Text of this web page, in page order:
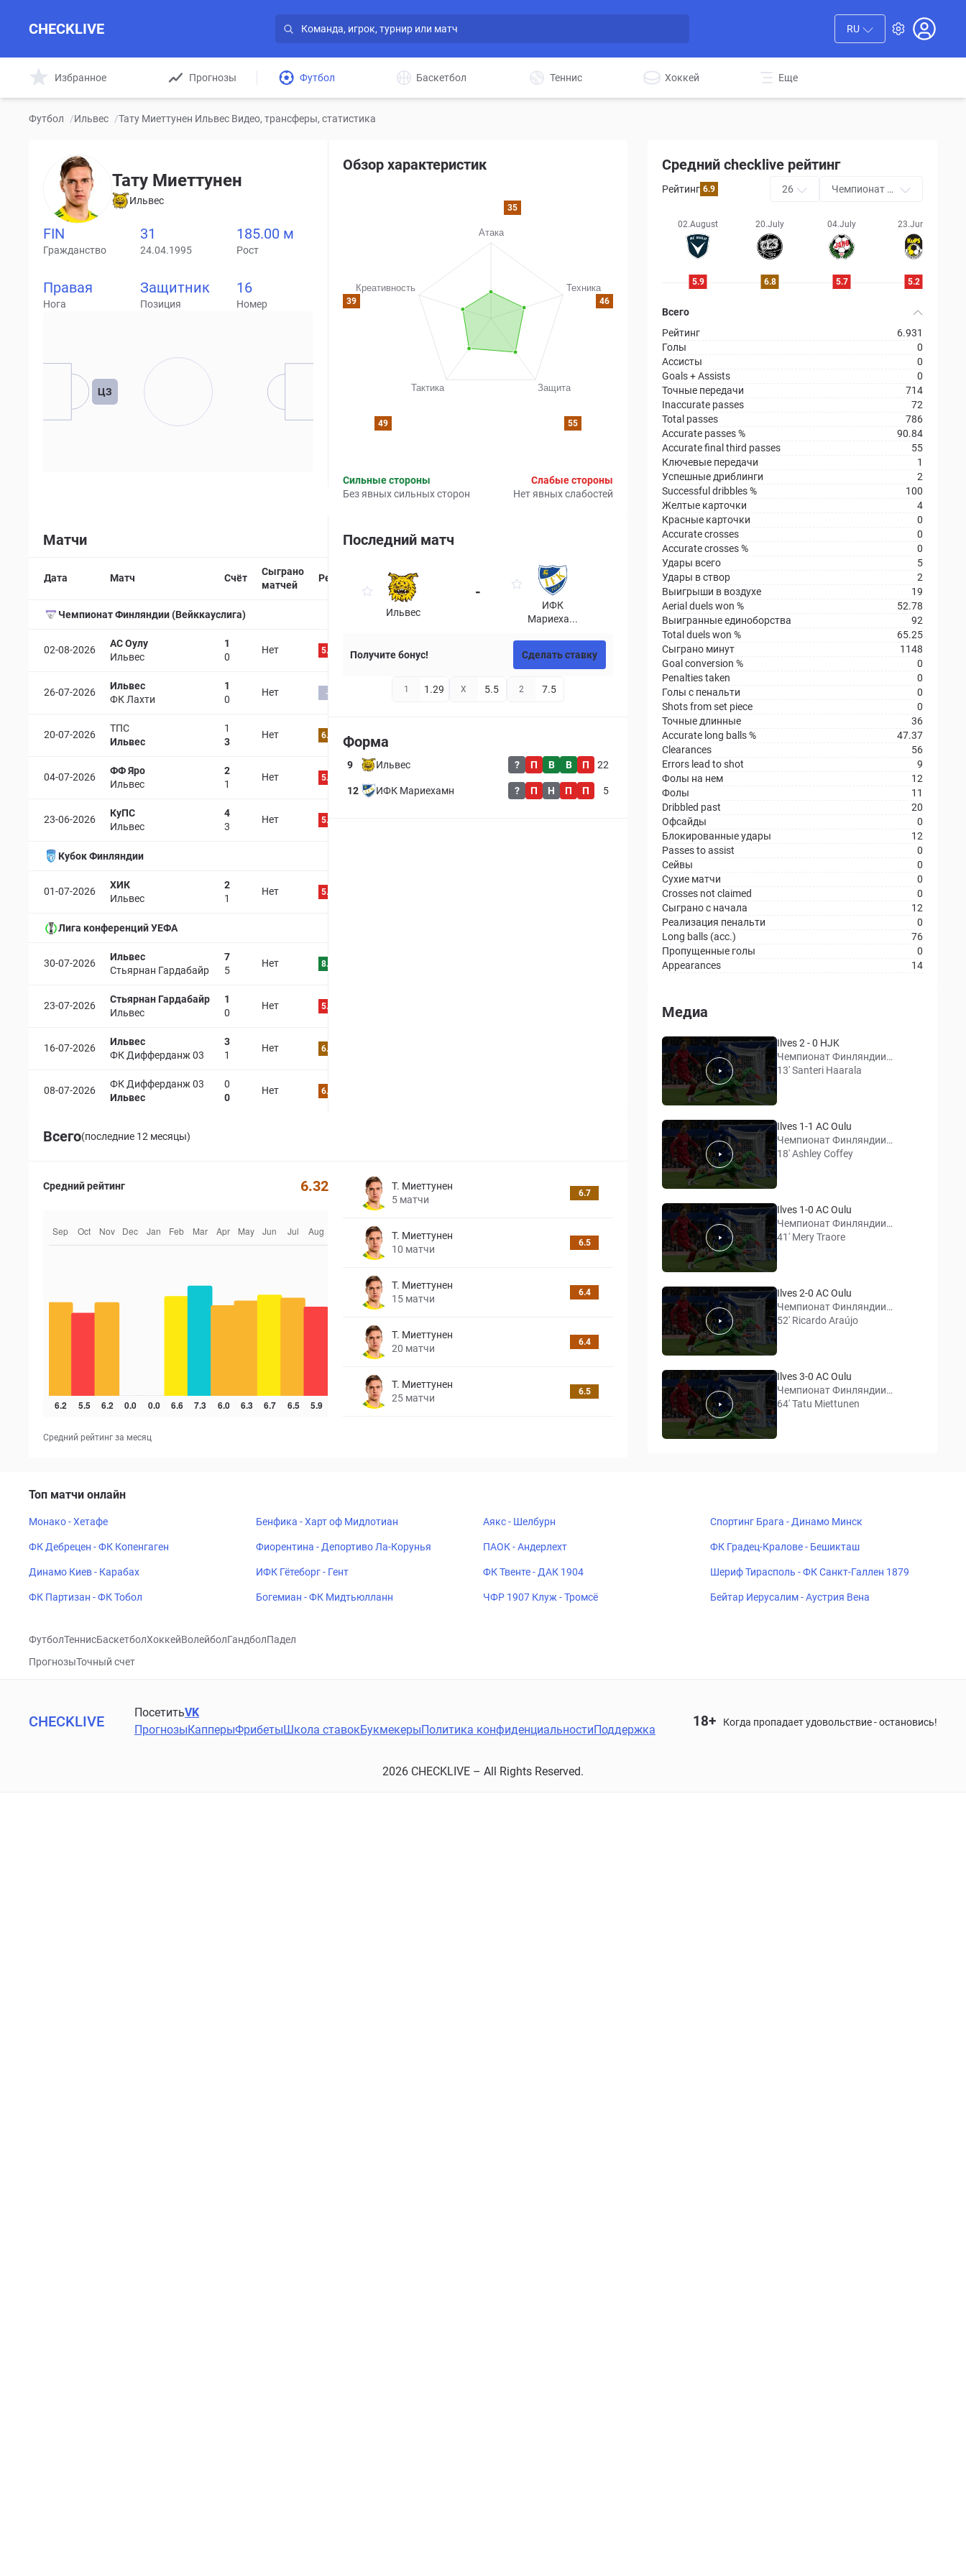
CHECKLIVE RU
Избранное Прогнозы Футбол Баскетбол Теннис Хоккей Еще
Футбол /Ильвес /Тату Миеттунен Ильвес Видео, трансферы, статистика
Тату Миеттунен
Ильвес
FIN
Гражданство
31
24.04.1995
185.00 м
Рост
Правая
Нога
Защитник
Позиция
16
Номер
ЦЗ
Обзор характеристик
35
39 46
49 55
Сильные стороны
Без явных сильных сторон
Слабые стороны
Нет явных слабостей
Матчи
Страница матча
Дата
Матч Счёт
Сыграно
матчей
Рейтинг
Чемпионат Финляндии (Вейккауслига)
02-08-2026
АС Оулу
Ильвес
1
0
Нет 5.9
26-07-2026
Ильвес
ФК Лахти
1
0
Нет -
20-07-2026
ТПС
Ильвес
1
3
Нет 6.8
04-07-2026
ФФ Яро
Ильвес
2
1
Нет 5.7
23-06-2026
КуПС
Ильвес
4
3
Нет 5.2
Кубок Финляндии
01-07-2026
ХИК
Ильвес
2
1
Нет 5.7
Лига конференций УЕФА
30-07-2026
Ильвес
Стьярнан Гардабайр
7
5
Нет 8.3
23-07-2026
Стьярнан Гардабайр
Ильвес
1
0
Нет 5.9
16-07-2026
Ильвес
ФК Дифферданж 03
3
1
Нет 6.7
08-07-2026
ФК Дифферданж 03
Ильвес
0
0
Нет 6.4
Последний матч
Ильвес
-
ИФК
Мариеха...
Получите бонус! Сделать ставку
1 1.29 X 5.5 2 7.5
Форма
9 Ильвес ? П В В П 22
12 ИФК Мариехамн ? П Н П П 5
Всего(последние 12 месяцы)
Средний рейтинг 6.32
Средний рейтинг за месяц
Т. Миеттунен
5 матчи
6.7
Т. Миеттунен
10 матчи
6.5
Т. Миеттунен
15 матчи
6.4
Т. Миеттунен
20 матчи
6.4
Т. Миеттунен
25 матчи
6.5
Средний checklive рейтинг
Рейтинг 6.9 26
Чемпионат Ф
02.August 20.July 04.July 23.June
5.9 6.8 5.7 5.2
Всего
Рейтинг
6.931
Голы
0
Ассисты
0
Goals + Assists
0
Точные передачи
714
Inaccurate passes
72
Total passes
786
Accurate passes %
90.84
Accurate final third passes
55
Ключевые передачи
1
Успешные дриблинги
2
Successful dribbles %
100
Желтые карточки
4
Красные карточки
0
Accurate crosses
0
Accurate crosses %
0
Удары всего
5
Удары в створ
2
Выигрыши в воздухе
19
Aerial duels won %
52.78
Выигранные единоборства
92
Total duels won %
65.25
Сыграно минут
1148
Goal conversion %
0
Penalties taken
0
Голы с пенальти
0
Shots from set piece
0
Точные длинные
36
Accurate long balls %
47.37
Clearances
56
Errors lead to shot
9
Фолы на нем
12
Фолы
11
Dribbled past
20
Офсайды
0
Блокированные удары
12
Passes to assist
0
Сейвы
0
Сухие матчи
0
Crosses not claimed
0
Сыграно с начала
12
Реализация пенальти
0
Long balls (acc.)
76
Пропущенные голы
0
Appearances
14
Медиа
Ilves 2 - 0 HJK
Чемпионат Финляндии
(Вейккауслига)
13' Santeri Haarala
Ilves 1-1 AC Oulu
Чемпионат Финляндии
(Вейккауслига)
18' Ashley Coffey
Ilves 1-0 AC Oulu
Чемпионат Финляндии
(Вейккауслига)
41' Mery Traore
Ilves 2-0 AC Oulu
Чемпионат Финляндии
(Вейккауслига)
52' Ricardo Araújo
Ilves 3-0 AC Oulu
Чемпионат Финляндии
(Вейккауслига)
64' Tatu Miettunen
Топ матчи онлайн
Монако - Хетафе Бенфика - Харт оф Мидлотиан Аякс - Шелбурн Спортинг Брага - Динамо Минск
ФК Дебрецен - ФК Копенгаген Фиорентина - Депортиво Ла-Корунья ПАОК - Андерлехт ФК Градец-Кралове - Бешикташ
Динамо Киев - Карабах ИФК Гётеборг - Гент ФК Твенте - ДАК 1904 Шериф Тирасполь - ФК Санкт-Галлен 1879
ФК Партизан - ФК Тобол Богемиан - ФК Мидтьюлланн ЧФР 1907 Клуж - Тромсё Бейтар Иерусалим - Аустрия Вена
ФутболТеннисБаскетболХоккейВолейболГандболПадел
ПрогнозыТочный счет
CHECKLIVE
ПосетитьVK
ПрогнозыКапперыФрибетыШкола ставокБукмекерыПолитика конфиденциальностиПоддержка
18+ Когда пропадает удовольствие - остановись!
2026 CHECKLIVE – All Rights Reserved.